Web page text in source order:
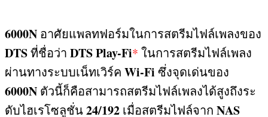
6000N อาศัยแพลทฟอร์มในการสตรีมไฟล์เพลงของ
DTSที่ชื่อว่า DTS Play-Fi* ในการสตรีมไฟล์เพลง
ผ่านทางระบบเน็ทเวิร์ค Wi-Fi ซึ่งจุดเด่นของ
6000N ตัวนี้ก็คือสามารถสตรีมไฟล์เพลงได้สูงถึงระ
ดับไฮเรโซลูชั่น24/192 เมื่อสตรีมไฟล์จาก NAS